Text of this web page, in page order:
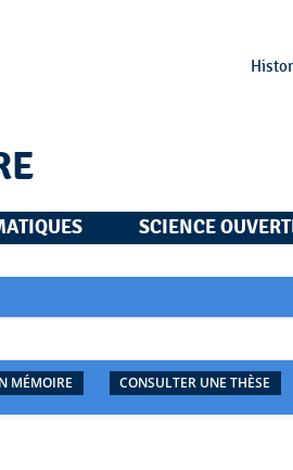
SCIENCE
MÉMOIRE CONSULTER UNE THÈSE